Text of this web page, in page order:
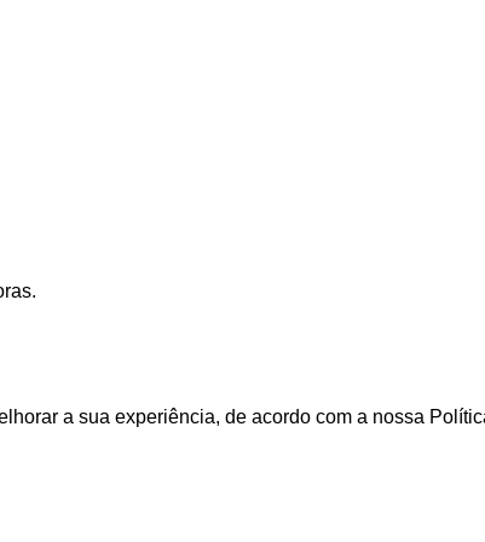
a sua experiência, de acordo com a nossa